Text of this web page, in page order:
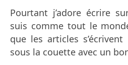
Pourtant j’adore écrire
suis comme tout le
que les articles
sous la couette avec un